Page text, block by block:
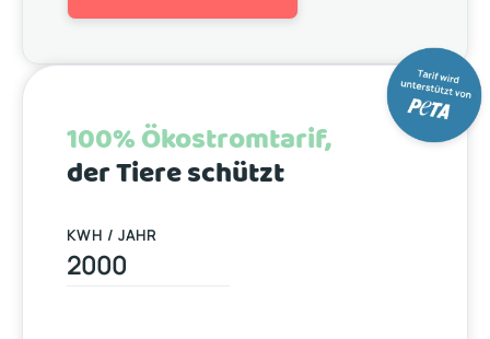
100% Ökostromtarif,
der Tiere schützt
KWH / JAHR